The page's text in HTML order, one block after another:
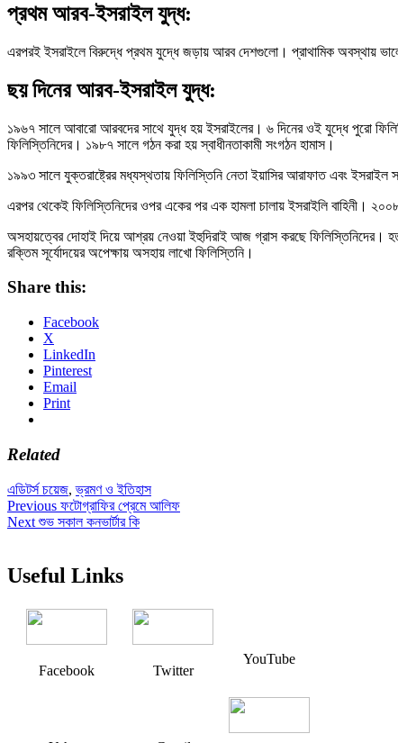
প্রথম আরব-ইসরাইল যুদ্ধ:
এরপরই ইসরাইলে বিরুদ্ধে প্রথম যুদ্ধে জড়ায় আরব দেশগুলো। প্রাথামিক অবস্থায়
ছয় দিনের আরব-ইসরাইল যুদ্ধ:
১৯৬৭ সালে আবারো আরবদের সাথে যুদ্ধ হয় ইসরাইলের। ৬ দিনের ওই যুদ্ধে পুরো
ফিলিস্তিনিদের। ১৯৮৭ সালে গঠন করা হয় স্বাধীনতাকামী সংগঠন হামাস।
১৯৯৩ সালে যুক্তরাষ্ট্রের মধ্যস্থতায় ফিলিস্তিনি নেতা ইয়াসির আরাফাত এবং
এরপর থেকেই ফিলিস্তিনিদের ওপর একের পর এক হামলা চালায় ইসরাইলি বাহিনী।
অসহায়ত্বের দোহাই দিয়ে আশ্রয় নেওয়া ইহুদিরাই আজ গ্রাস করছে ফিলিস্তিনিদের।
রক্তিম সূর্যোদয়ের অপেক্ষায় অসহায় লাখো ফিলিস্তিনি।
Share this:
Facebook
X
LinkedIn
Pinterest
Email
Print
Related
এডিটর্স চয়েজ,ভ্রমণ ও ইতিহাস
Post
navigation
Previous Previous
post:
ফটোগ্রাফির প্রেমে আলিফ
NextNext
শুভ সকাল কনভার্টার কি
Useful Links
Facebook Twitter
YouTube